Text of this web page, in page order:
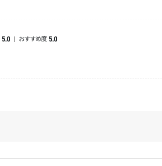
5.0 おすすめ度 5.0